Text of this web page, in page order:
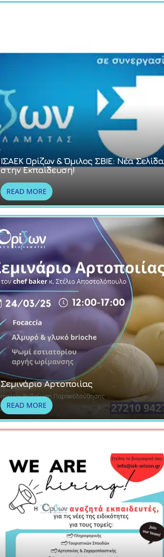
ΙΣΑΕΚ Ορίζων & Όμιλος ΣΒΙΕ: Νέα Σελίδα
στην Εκπαίδευση!
READ MORE
Σεμινάριο Αρτοποιίας
READ MORE